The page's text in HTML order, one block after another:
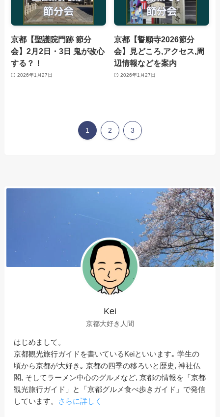
京都【聖護院門跡 節分
会】2月2日・3日 鬼が改心
する？！
2026年1月27日
京都【誓願寺2026節分
会】見どころ,アクセス,周
辺情報などを案内
2026年1月27日
1 2 3
Kei
京都大好き人間
はじめまして。
京都観光旅行ガイドを書いているKeiといいます｡ 学生の
頃から京都が大好き｡ 京都の四季の移ろいと歴史, 神社仏
閣, そしてラーメン中心のグルメなど, 京都の情報を「京都
観光旅行ガイド」と「京都グルメ食べ歩きガイド」で発信
しています。
さらに詳しく